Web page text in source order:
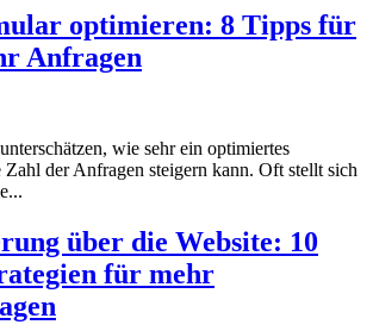
optimieren: 8 Tipps für
Anfragen
wie sehr ein optimiertes
der Anfragen steigern kann. Oft stellt sich
über die Website: 10
für mehr